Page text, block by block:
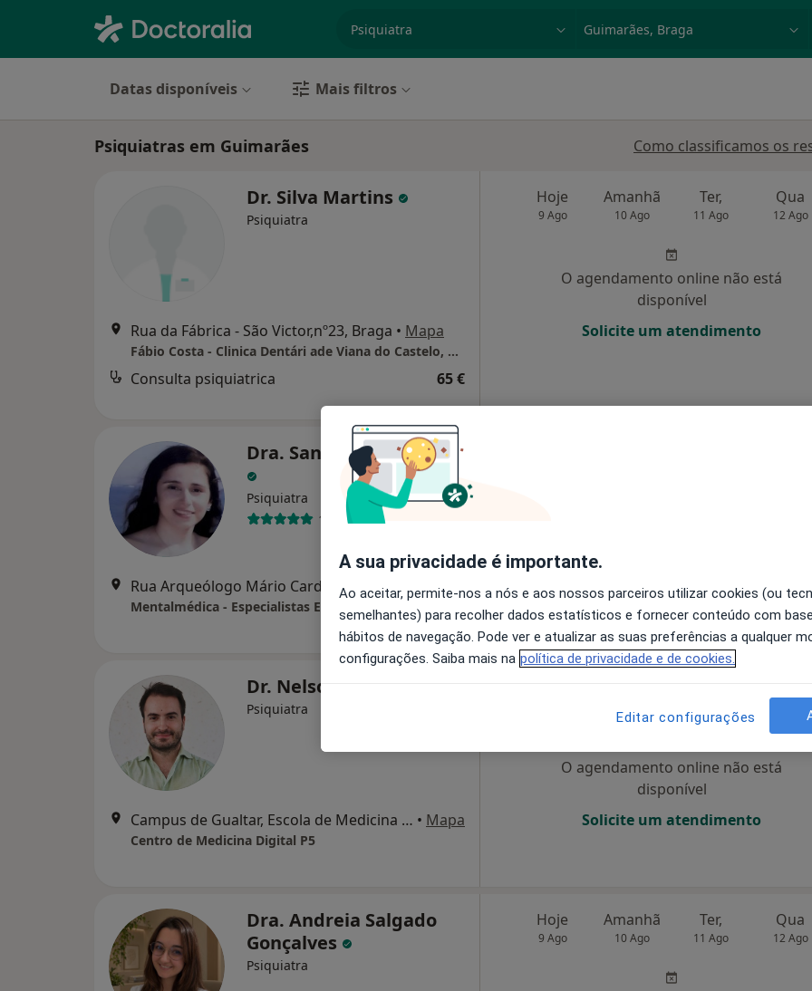
Datas disponíveis Mais filtros
Psiquiatras em Guimarães Como classificamos os
Dr. Silva Martins
Psiquiatra
Rua da Fábrica - São Victor,nº23, Braga • Mapa
Fábio Costa - Clinica Dentári ade Viana do Castelo, Unipessoal, Lda
Consulta psiquiatrica 65 €
Hoje
9 Ago
Amanhã
10 Ago
Ter,
11 Ago
Qua
12 Ago
O agendamento online não está
disponível
Solicite um atendimento
Dra. Sandra Guimarães
Psiquiatra
1 opinião
Rua Arqueólogo Mário Cardoso, 1047, Guimarães •Mapa
Solicite um atendimento
Dr. Nelson Couto
Psiquiatra
Campus de Gualtar, Escola de Medicina da Universidade do Minho, Braga • Mapa
Centro de Medicina Digital P5
O agendamento online não está
disponível
Solicite um atendimento
Dra. Andreia Salgado
Gonçalves
Psiquiatra
Hoje
9 Ago
Amanhã
10 Ago
Ter,
11 Ago
Qua
12 Ago
A sua privacidade é importante.
Ao aceitar, permite-nos a nós e aos nossos parceiros utilizar cookies (ou
semelhantes) para recolher dados estatísticos e fornecer conteúdo com
hábitos de navegação. Pode ver e atualizar as suas preferências a qualquer
configurações. Saiba mais na política de privacidade e de cookies.
Editar configurações